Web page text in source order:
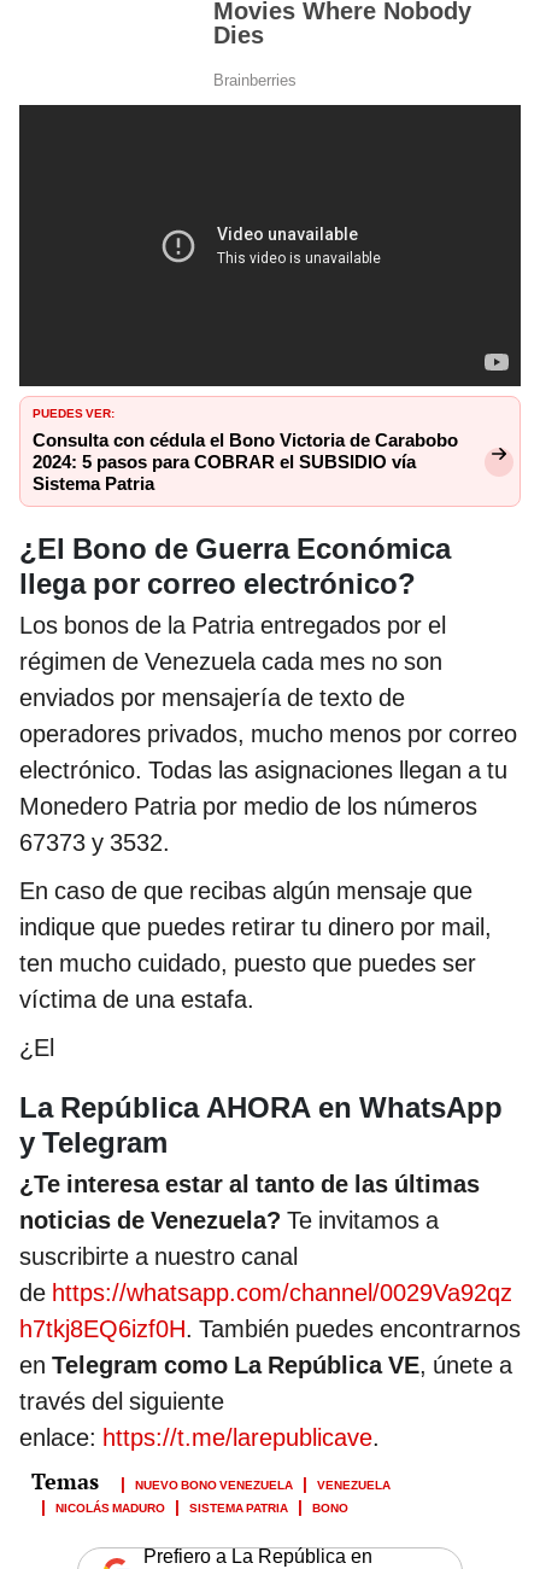
PUEDES VER:
Consulta con cédula el Bono Victoria de Carabobo
2024: 5 pasos para COBRAR el SUBSIDIO vía
Sistema Patria
¿El Bono de Guerra Económica
llega por correo electrónico?
Los bonos de la Patria entregados por el
régimen de Venezuela cada mes no son
enviados por mensajería de texto de
operadores privados, mucho menos por correo
electrónico. Todas las asignaciones llegan a tu
Monedero Patria por medio de los números
67373 y 3532.
En caso de que recibas algún mensaje que
indique que puedes retirar tu dinero por mail,
ten mucho cuidado, puesto que puedes ser
víctima de una estafa.
¿El
La República AHORA en WhatsApp
y Telegram
¿Te interesa estar al tanto de las últimas
noticias de Venezuela? Te invitamos a
suscribirte a nuestro canal
de https://whatsapp.com/channel/0029Va92qz
h7tkj8EQ6izf0H. También puedes encontrarnos
en Telegram como La República VE, únete a
través del siguiente
enlace: https://t.me/larepublicave.
NUEVO BONO VENEZUELA
VENEZUELA
NICOLÁS MADURO
SISTEMA PATRIA BONO
Prefiero a La República en